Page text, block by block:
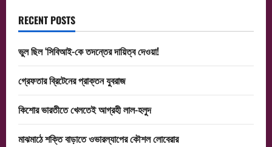
RECENT POSTS
ভুল ছিল ‘সিবিআই-কে তদন্তের দায়িত্ব দেওয়া!
গ্রেফতার ব্রিটেনের প্রাক্তন যুবরাজ
কিশোর ভারতীতে খেলতেই আগ্রহী লাল-হলুদ
মাঝমাঠে শক্তি বাড়াতে ওভারল্যাপের কৌশল লোবেরার